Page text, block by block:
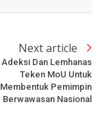
Next article
Adeksi Dan Lemhanas
Teken MoU Untuk
Membentuk Pemimpin
Berwawasan Nasional